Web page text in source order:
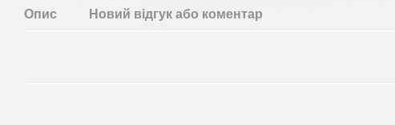
Опис Новий відгук або коментар